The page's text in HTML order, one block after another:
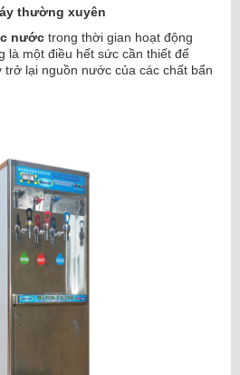
thường xuyên
nước trong thời gian hoạt động
là một điều hết sức cần thiết để
lại nguồn nước của các chất bẩn